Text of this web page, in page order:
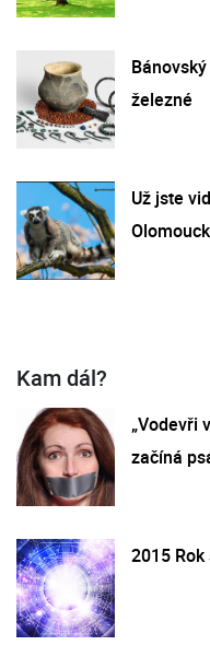
železné
Už jste
Kam dál?
„Vodevři
začíná
2015